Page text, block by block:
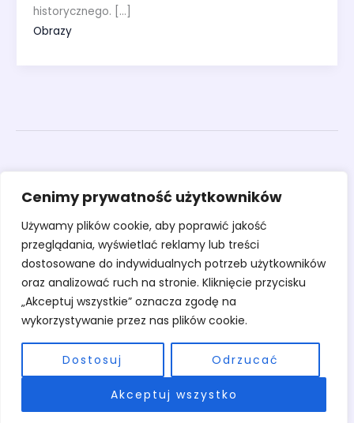
Cenimy prywatność użytkowników
Używamy plików cookie, aby poprawić jakość
przeglądania, wyświetlać reklamy lub treści
dostosowane do indywidualnych potrzeb użytkowników
oraz analizować ruch na stronie. Kliknięcie przycisku
„Akceptuj wszystkie” oznacza zgodę na
wykorzystywanie przez nas plików cookie.
Dostosuj Odrzucać
Akceptuj wszystko
historycznego. […]
Obrazy
Rzeźby
Sztuka
Warsztaty
O pracowni
Kontakt
Copyright © 2026 Pracownia Stary Młyn | Powered by Pracownia Stary
Młyn